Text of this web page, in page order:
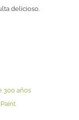
delicioso.
300 años